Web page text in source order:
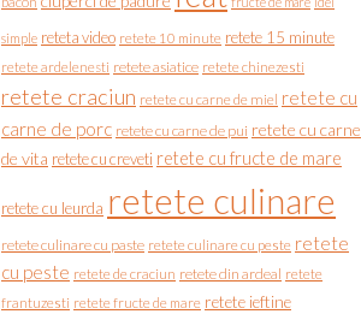
simple reteta video retete 10 minute retete 15 minute
retete ardelenesti retete asiatice retete chinezesti
retete craciun retete cu carne de miel retete cu
carne de porc retete cu carne de pui retete cu carne
de vita retete cu creveti retete cu fructe de mare
retete cu leurda retete culinare
retete culinare cu paste retete culinare cu peste retete
cu peste retete de craciun retete din ardeal retete
frantuzesti retete fructe de mare retete ieftine